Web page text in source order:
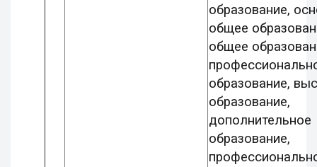
образование,
общее
общее
образование,
образование,
дополнительное
образование,